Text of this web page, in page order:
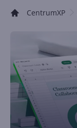
CentrumXP